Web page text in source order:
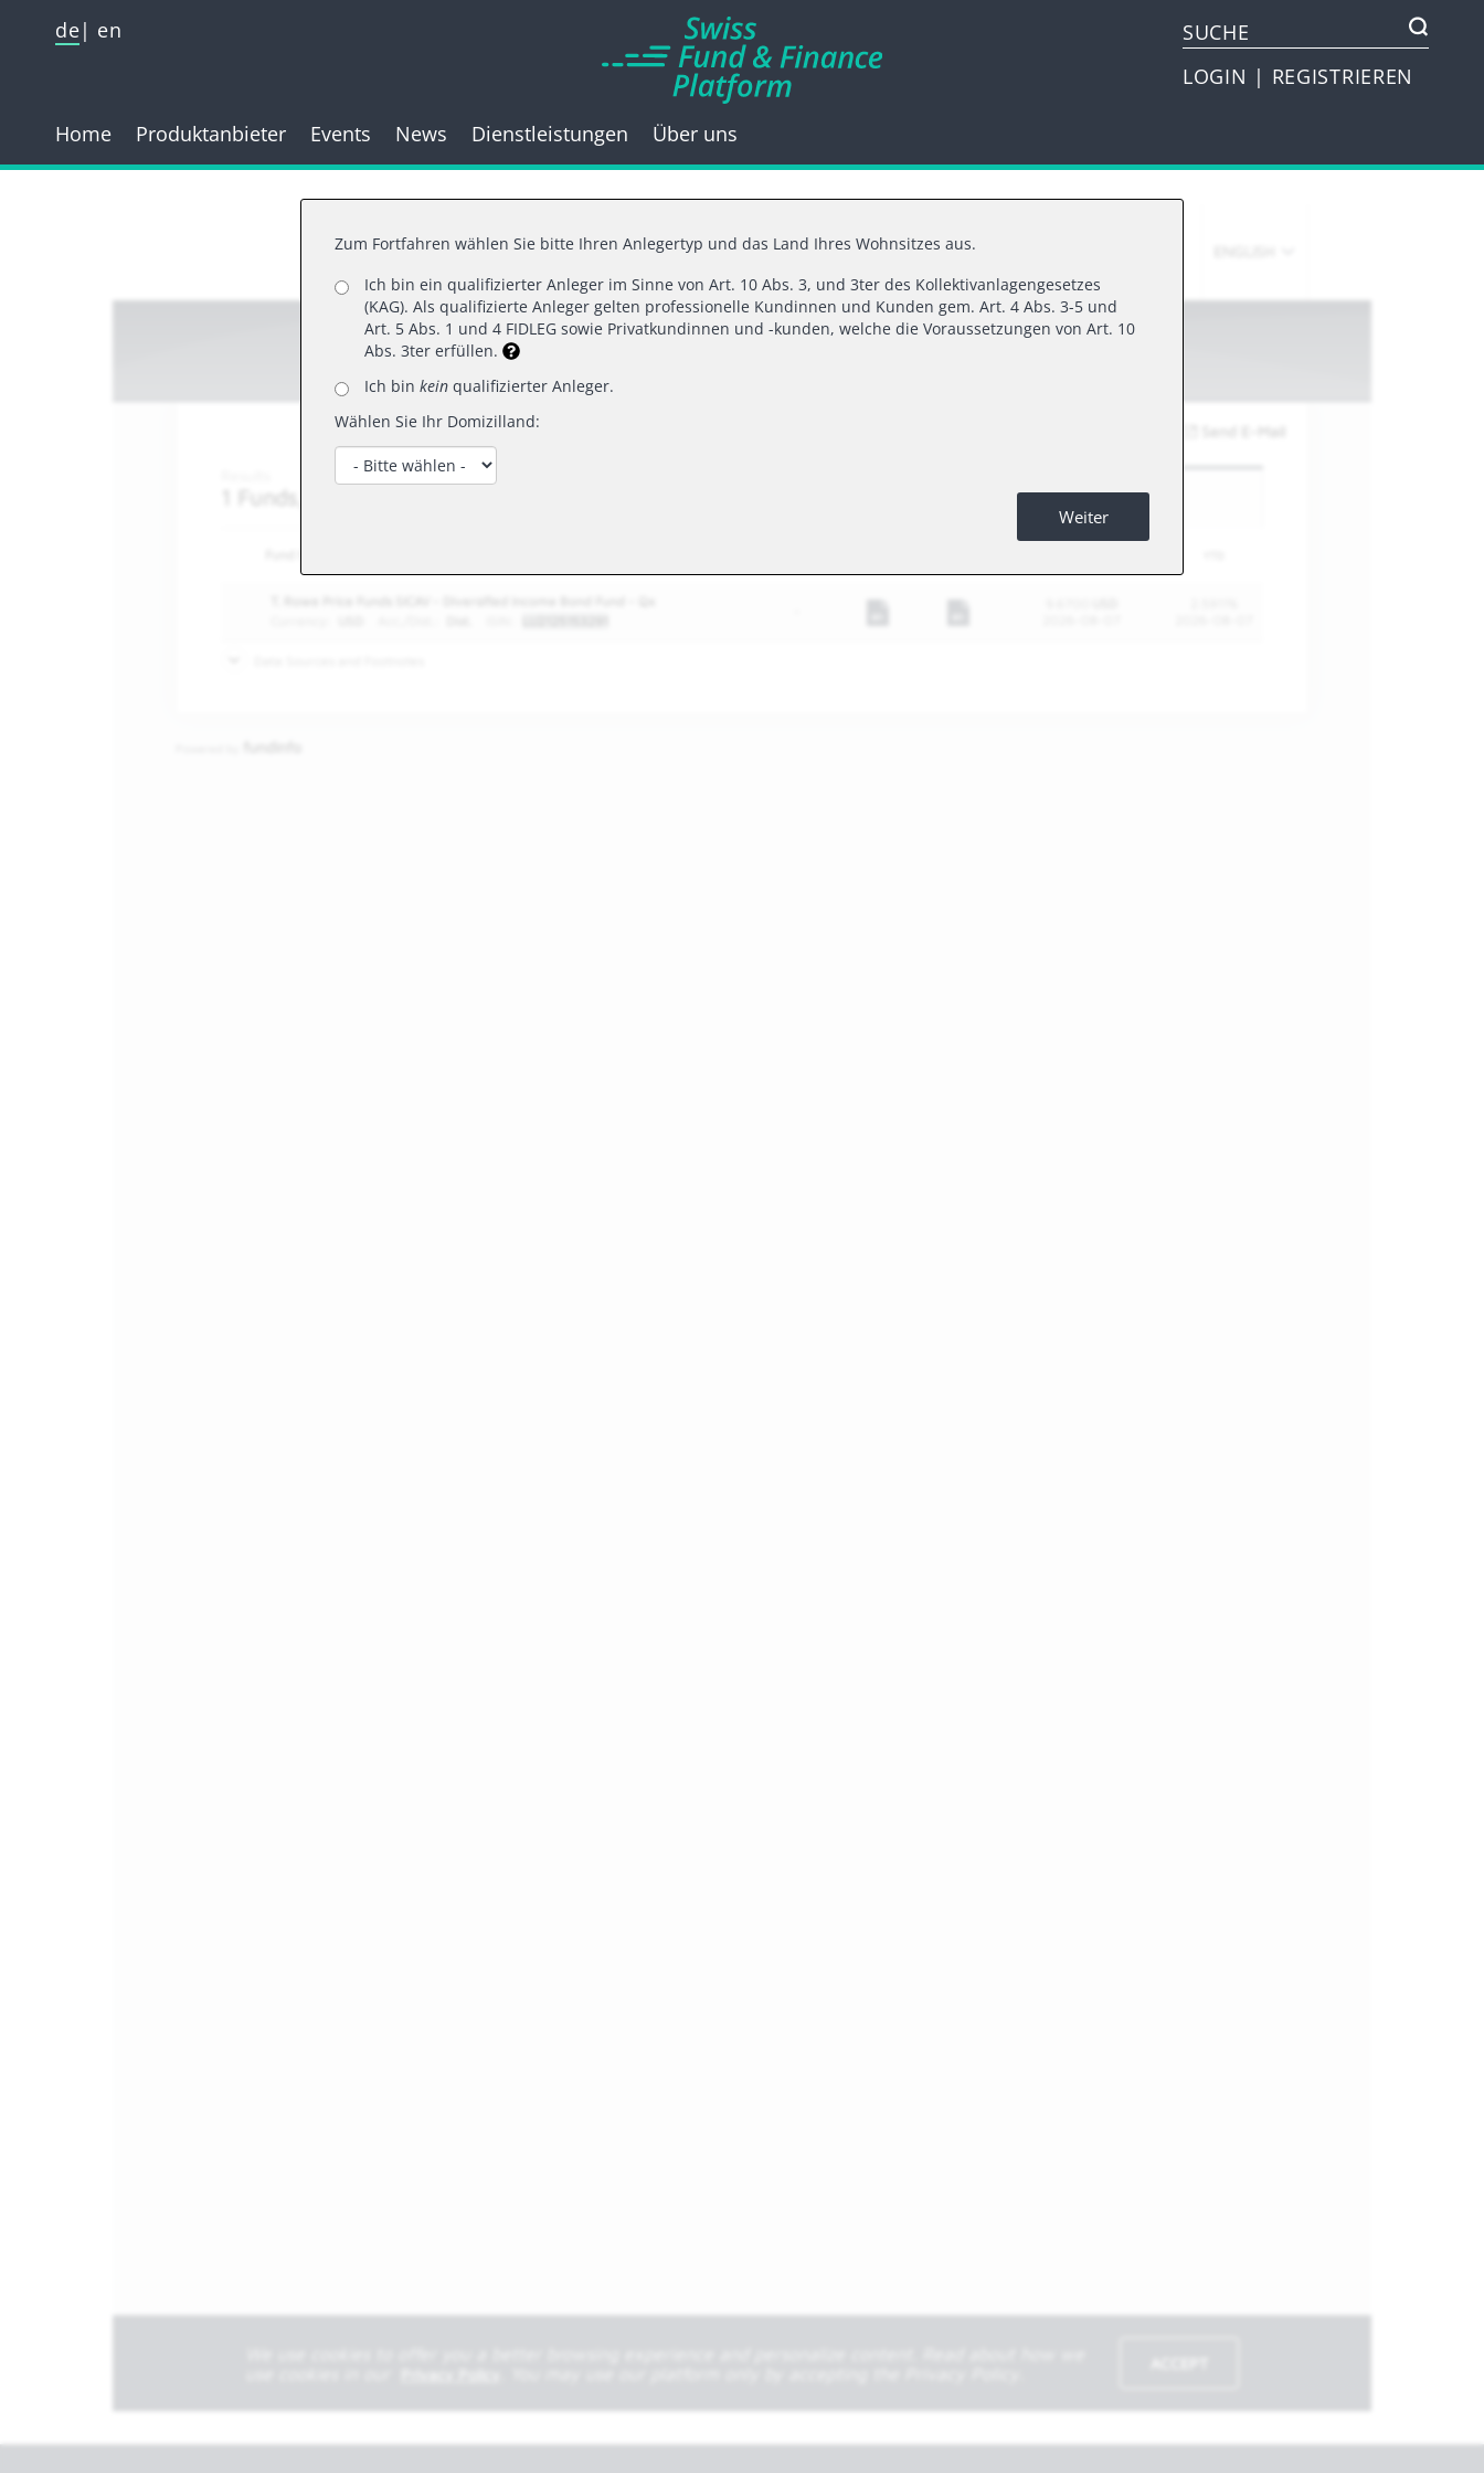
de
en
LOGIN | REGISTRIEREN
Home Produktanbieter Events News Dienstleistungen Über uns
Zum Fortfahren wählen Sie bitte Ihren Anlegertyp und das Land Ihres Wohnsitzes aus.
Ich bin ein qualifizierter Anleger im Sinne von Art. 10 Abs. 3, und 3ter des Kollektivanlagengesetzes
(KAG). Als qualifizierte Anleger gelten professionelle Kundinnen und Kunden gem. Art. 4 Abs. 3-5 und
Art. 5 Abs. 1 und 4 FIDLEG sowie Privatkundinnen und -kunden, welche die Voraussetzungen von Art. 10
Abs. 3ter erfüllen.
Ich bin kein qualifizierter Anleger.
Wählen Sie Ihr Domizilland:
Weiter